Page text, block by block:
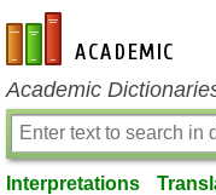
en-academic.com
Academic
Interpretations